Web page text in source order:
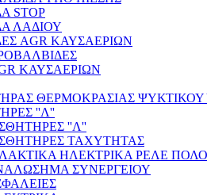
STOP
ΛΑΔΙΟΥ
AGR ΚΑΥΣΑΕΡΙΩΝ
ΚΑΥΣΑΕΡΙΩΝ
ΘΕΡΜΟΚΡΑΣΙΑΣ ΨΥΚΤΙΚΟΥ
''Λ''
''Λ''
ΤΑΧΥΤΗΤΑΣ
ΗΛΕΚΤΡΙΚΑ ΡΕΛΕ
ΣΥΝΕΡΓΕΙΟΥ